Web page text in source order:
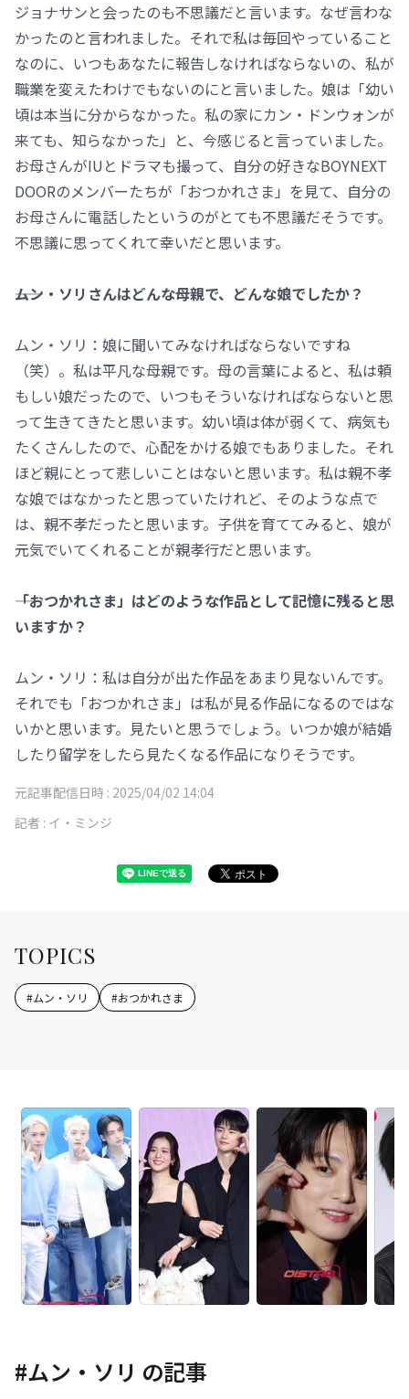
ジョナサンと会ったのも不思議だと言います。なぜ言わな
かったのと言われました。それで私は毎回やっていること
なのに、いつもあなたに報告しなければならないの、私が
職業を変えたわけでもないのにと言いました。娘は「幼い
頃は本当に分からなかった。私の家にカン・ドンウォンが
来ても、知らなかった」と、今感じると言っていました。
お母さんがIUとドラマも撮って、自分の好きなBOYNEXT
DOORのメンバーたちが「おつかれさま」を見て、自分の
お母さんに電話したというのがとても不思議だそうです。
不思議に思ってくれて幸いだと思います。
――ムン・ソリさんはどんな母親で、どんな娘でしたか？
ムン・ソリ：娘に聞いてみなければならないですね
（笑）。私は平凡な母親です。母の言葉によると、私は頼
もしい娘だったので、いつもそういなければならないと思
って生きてきたと思います。幼い頃は体が弱くて、病気も
たくさんしたので、心配をかける娘でもありました。それ
ほど親にとって悲しいことはないと思います。私は親不孝
な娘ではなかったと思っていたけれど、そのような点で
は、親不孝だったと思います。子供を育ててみると、娘が
元気でいてくれることが親孝行だと思います。
――「おつかれさま」はどのような作品として記憶に残ると思
いますか？
ムン・ソリ：私は自分が出た作品をあまり見ないんです。
それでも「おつかれさま」は私が見る作品になるのではな
いかと思います。見たいと思うでしょう。いつか娘が結婚
したり留学をしたら見たくなる作品になりそうです。
元記事配信日時 : 2025/04/02 14:04
記者 : イ・ミンジ
TOPICS
#ムン・ソリ #おつかれさま
#ムン・ソリ の記事